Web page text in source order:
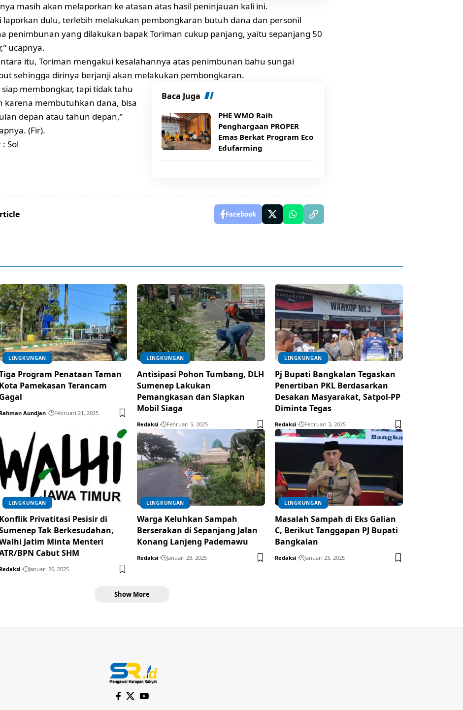
masih akan melaporkan ke atasan atas hasil peninjauan kali ini.
laporkan dulu, terlebih melakukan pembongkaran butuh dana dan personil
penimbunan yang dilakukan bapak Toriman cukup panjang, yaitu sepanjang 50
ucapnya.
itu, Toriman mengakui kesalahannya atas penimbunan bahu sungai
sehingga dirinya berjanji akan melakukan pembongkaran.
Baca Juga
PHE WMO Raih
Penghargaan PROPER
Emas Berkat Program Eco
Edufarming
siap membongkar, tapi tidak tahu
karena membutuhkan dana, bisa
depan atau tahun depan,”
(Fir).
Sol
Facebook
LINGKUNGAN
Program Penataan Taman
Kota Pamekasan Terancam
Gagal
Rahman Aundjan Februari 21, 2025
LINGKUNGAN
Antisipasi Pohon Tumbang, DLH
Sumenep Lakukan
Pemangkasan dan Siapkan
Mobil Siaga
Redaksi Februari 5, 2025
LINGKUNGAN
Pj Bupati Bangkalan Tegaskan
Penertiban PKL Berdasarkan
Desakan Masyarakat, Satpol-PP
Diminta Tegas
Redaksi Februari 3, 2025
LINGKUNGAN
Konflik Privatitasi Pesisir di
Tak Berkesudahan,
Jatim Minta Menteri
BPN Cabut SHM
Redaksi Januari 26, 2025
LINGKUNGAN
Warga Keluhkan Sampah
Berserakan di Sepanjang Jalan
Konang Lanjeng Pademawu
Redaksi Januari 23, 2025
LINGKUNGAN
Masalah Sampah di Eks Galian
C, Berikut Tanggapan PJ Bupati
Bangkalan
Redaksi Januari 23, 2025
Show More